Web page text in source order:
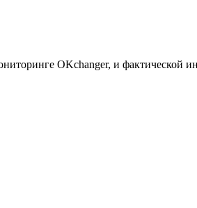
OKchanger, и фактической